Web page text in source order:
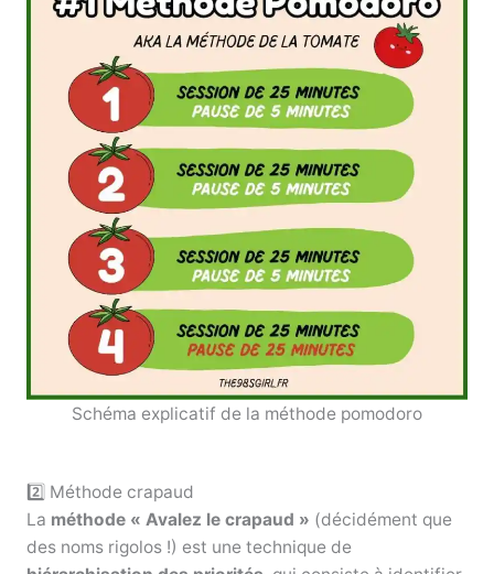
Schéma explicatif de la méthode pomodoro
2️⃣ Méthode crapaud
La méthode « Avalez le crapaud » (décidément que
des noms rigolos !) est une technique de